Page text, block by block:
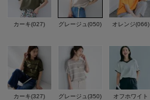
カーキ(027) グレージュ(050) オレンジ(066)
カーキ(327) グレージュ(350)
オフホワイト